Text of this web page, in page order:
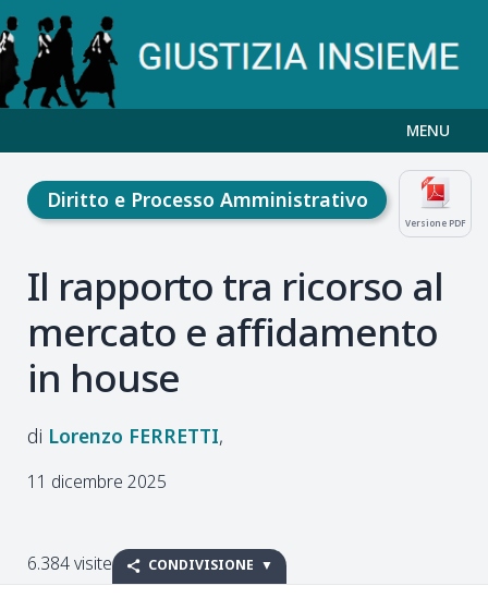
MENU
Versione PDF
Diritto e Processo Amministrativo
Il rapporto tra ricorso al
mercato e affidamento
in house
Lorenzo FERRETTI
11 dicembre 2025
6.384 visite CONDIVISIONE